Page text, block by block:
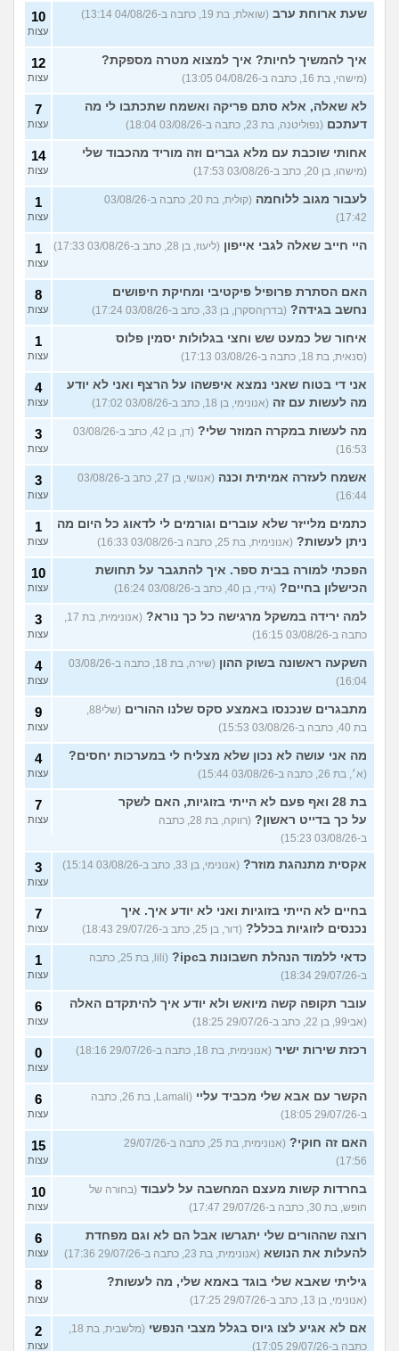
שעת ארוחת ערב (שואלת, בת 19, כתבה ב-04/08/26 13:14) 10
עצות
איך להמשיך לחיות? איך למצוא מטרה מספקת?
(מישהי, בת 16, כתבה ב-04/08/26 13:05)
12
עצות
לא שאלה, אלא סתם פריקה ואשמח שתכתבו לי מה
דעתכם (נפוליטנה, בת 23, כתבה ב-03/08/26 18:04)
7
עצות
אחותי שוכבת עם מלא גברים וזה מוריד מהכבוד שלי
(מישהו, בן 20, כתב ב-03/08/26 17:53)
14
עצות
לעבור מגוב ללוחמה
(קולית, בת 20, כתבה ב-03/08/26
17:42)
1
עצות
היי חייב שאלה לגבי אייפון (ליעוז, בן 28, כתב ב-03/08/26 17:33) 1
עצות
האם הסתרת פרופיל פיקטיבי ומחיקת חיפושים
נחשב בגידה? (בדרןהסקרן, בן 33, כתב ב-03/08/26 17:24)
8
עצות
איחור של כמעט שש וחצי בגלולות יסמין פלוס
(סנאית, בת 18, כתבה ב-03/08/26 17:13)
1
עצות
אני די בטוח שאני נמצא איפשהו על הרצף ואני לא יודע
מה לעשות עם זה (אנונימי, בן 18, כתב ב-03/08/26 17:02)
4
עצות
מה לעשות במקרה המוזר שלי?
(דן, בן 42, כתב ב-03/08/26
16:53)
3
עצות
אשמח לעזרה אמיתית וכנה
(אנושי, בן 27, כתב ב-03/08/26
16:44)
3
עצות
כתמים מלייזר שלא עוברים וגורמים לי לדאוג כל היום מה
ניתן לעשות? (אנונימית, בת 25, כתבה ב-03/08/26 16:33)
1
עצות
הפכתי למורה בבית ספר. איך להתגבר על תחושת
הכישלון בחיים? (גידי, בן 40, כתב ב-03/08/26 16:24)
10
עצות
למה ירידה במשקל מרגישה כל כך נורא?
(אנונימית, בת 17,
כתבה ב-03/08/26 16:15)
3
עצות
השקעה ראשונה בשוק ההון
(שירה, בת 18, כתבה ב-03/08/26
16:04)
4
עצות
מתבגרים שנכנסו באמצע סקס שלנו ההורים
(שלי88,
בת 40, כתבה ב-03/08/26 15:53)
9
עצות
מה אני עושה לא נכון שלא מצליח לי במערכות יחסים?
(א׳, בת 26, כתבה ב-03/08/26 15:44)
4
עצות
בת 28 ואף פעם לא הייתי בזוגיות, האם לשקר
על כך בדייט ראשון?
(רווקה, בת 28, כתבה
ב-03/08/26 15:23)
7
עצות
אקסית מתנהגת מוזר? (אנונימי, בן 33, כתב ב-03/08/26 15:14) 3
עצות
בחיים לא הייתי בזוגיות ואני לא יודע איך. איך
נכנסים לזוגיות בכלל? (דור, בן 25, כתב ב-29/07/26 18:43)
7
עצות
כדאי ללמוד הנהלת חשבונות בipc?
(lili, בת 25, כתבה
ב-29/07/26 18:34)
1
עצות
עובר תקופה קשה מיואש ולא יודע איך להיתקדם האלה
(אבי99, בן 22, כתב ב-29/07/26 18:25)
6
עצות
רכזת שירות ישיר (אנונימית, בת 18, כתבה ב-29/07/26 18:16) 0
עצות
הקשר עם אבא שלי מכביד עליי
(Lamali, בת 26, כתבה
ב-29/07/26 18:05)
6
עצות
האם זה חוקי?
(אנונימית, בת 25, כתבה ב-29/07/26
17:56)
15
עצות
בחרדות קשות מעצם המחשבה על לעבוד (בחורה של
חופש, בת 30, כתבה ב-29/07/26 17:47)
10
עצות
רוצה שההורים שלי יתגרשו אבל הם לא וגם מפחדת
להעלות את הנושא (אנונימית, בת 23, כתבה ב-29/07/26 17:36)
6
עצות
גיליתי שאבא שלי בוגד באמא שלי, מה לעשות?
(אנונימי, בן 13, כתב ב-29/07/26 17:25)
8
עצות
אם לא אגיע לצו גיוס בגלל מצבי הנפשי
(מלשבית, בת 18,
כתבה ב-29/07/26 17:05)
2
עצות